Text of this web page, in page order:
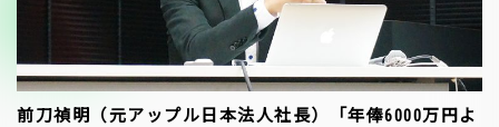
前刀禎明（元アップル日本法人社長）「年俸6000万円よ